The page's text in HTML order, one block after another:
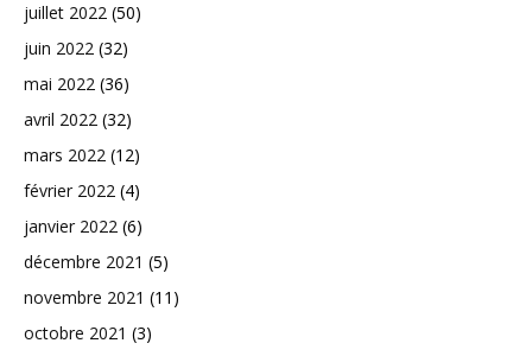
juillet 2022 (50)
juin 2022 (32)
mai 2022 (36)
avril 2022 (32)
mars 2022 (12)
février 2022 (4)
janvier 2022 (6)
décembre 2021 (5)
novembre 2021 (11)
octobre 2021 (3)